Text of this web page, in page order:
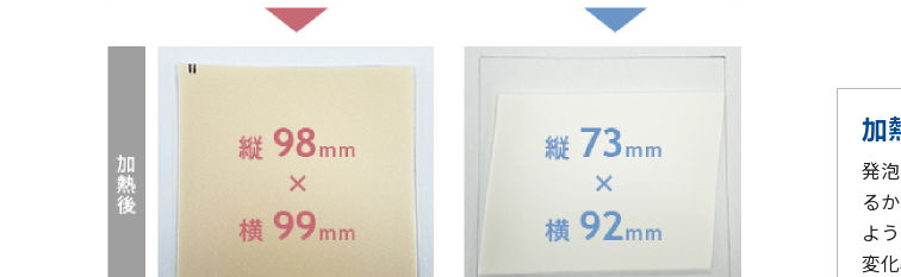
加
発
る
よ
変